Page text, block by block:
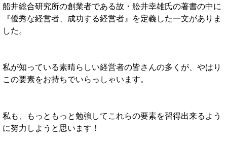
船井総合研究所の創業者である故・舩井幸雄氏の著書の中に
『優秀な経営者、成功する経営者』を定義した一文がありま
した。
私が知っている素晴らしい経営者の皆さんの多くが、やはり
この要素をお持ちでいらっしゃいます。
私も、もっともっと勉強してこれらの要素を習得出来るよう
に努力しようと思います！